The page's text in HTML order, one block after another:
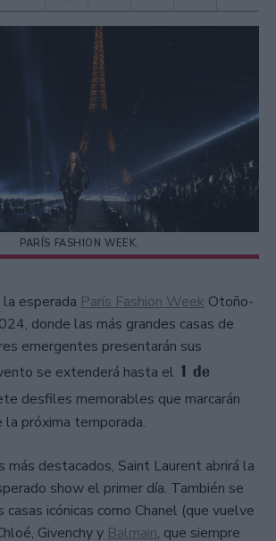
PARÍS FASHION WEEK.
la esperada París Fashion Week Otoño-
donde las más grandes casas de
emergentes presentarán sus
se extenderá hasta el 1 de
desfiles memorables que marcarán
la próxima temporada.
destacados, Saint Laurent abrirá la
show el primer día. También se
icónicas como Chanel (que vuelve
Givenchy y Balmain, que siempre